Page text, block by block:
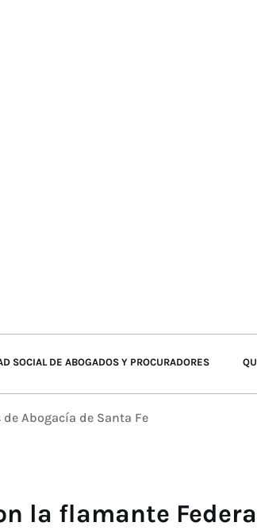
SOCIAL DE ABOGADOS Y PROCURADORES
Abogacía de Santa Fe
la flamante